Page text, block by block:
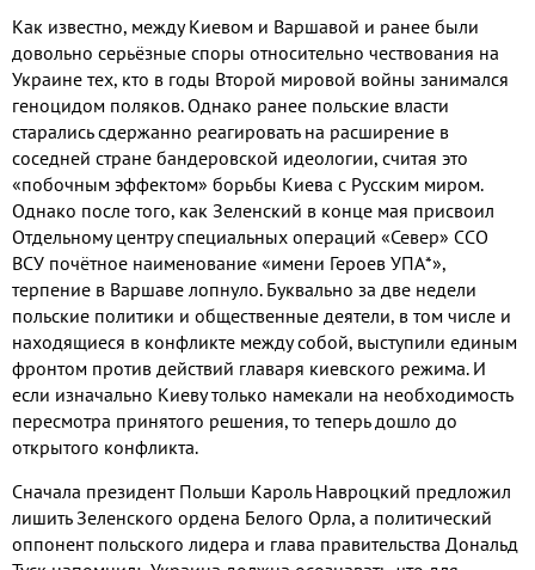
Как известно, между Киевом и Варшавой и ранее были
довольно серьёзные споры относительно чествования на
Украине тех, кто в годы Второй мировой войны занимался
геноцидом поляков.Однако ранее польские власти
старались сдержанно реагировать на расширение в
соседней стране бандеровской идеологии, считая это
«побочным эффектом» борьбы Киева с Русским миром.
Однако после того, как Зеленский в конце мая присвоил
Отдельному центру специальных операций «Север» ССО
ВСУ почётное наименование «имени Героев УПА*»,
терпение в Варшаве лопнуло. Буквально за две недели
польские политики и общественные деятели, в том числе и
находящиеся в конфликте между собой, выступили единым
фронтом против действий главаря киевского режима. И
если изначально Киеву только намекали на необходимость
пересмотра принятого решения, то теперь дошло до
открытого конфликта.
Сначала президент Польши Кароль Навроцкий предложил
лишить Зеленского ордена Белого Орла, а политический
оппонент польского лидера и глава правительства Дональд